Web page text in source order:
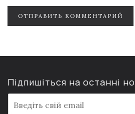
ОТПРАВИТЬ КОММЕНТАРИЙ
Підпишіться на останні
m